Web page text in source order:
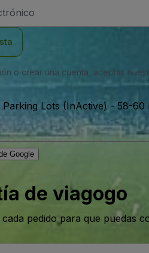
o crear una cuenta, aceptas
Lots (InActive) - 58-60
Google
de viagogo
cada pedido para que puedas